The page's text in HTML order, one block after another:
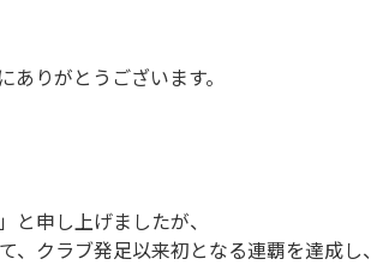
りがとうございます。
申し上げましたが、
クラブ発足以来初となる連覇を達成し、